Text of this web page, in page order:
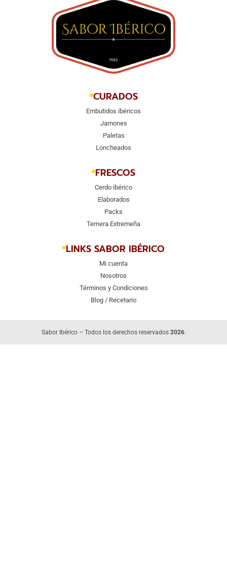
CURADOS
Embutidos ibéricos
Jamones
Paletas
Loncheados
FRESCOS
Cerdo ibérico
Elaborados
Packs
Ternera Extremeña
LINKS SABOR IBÉRICO
Mi cuenta
Nosotros
Términos y Condiciones
Blog / Recetario
Sabor Ibérico – Todos los derechos reservados 2026.